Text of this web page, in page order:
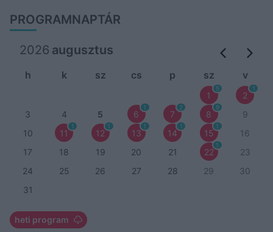
PROGRAMNAPTÁR
2026 augusztus
h k sz cs p sz v
1
5
2
1
3 4 5 6
1
7
2
8
9
9
10
11
1
12
1
13
1
14
1
15
1
16
17
18 19 20 21 22
1
23
24
25 26 27 28 29
30
31
heti program